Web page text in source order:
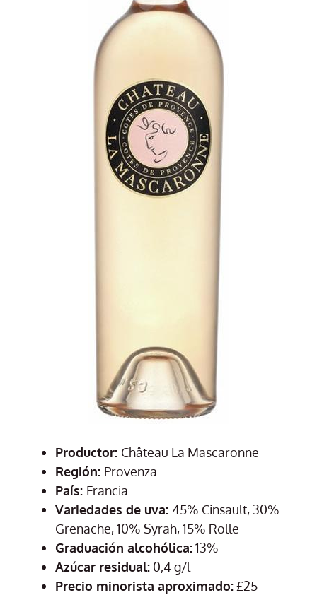
Productor: Château La Mascaronne
Región: Provenza
País: Francia
Variedades de uva: 45% Cinsault, 30%
Grenache, 10% Syrah, 15% Rolle
Graduación alcohólica:13%
Azúcar residual: 0,4 g/l
Precio minorista aproximado:£25